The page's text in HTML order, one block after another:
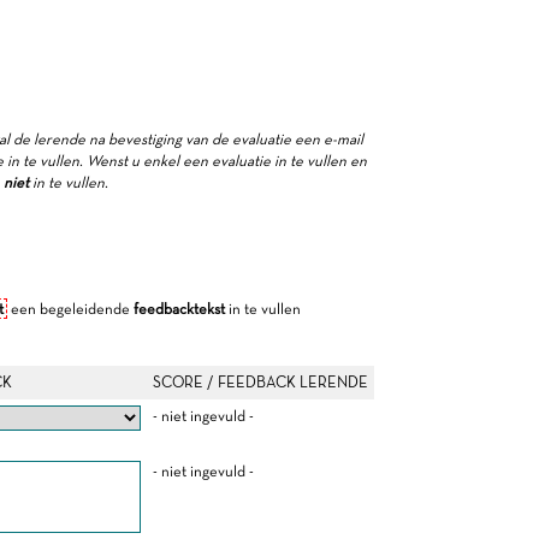
de lerende na bevestiging van de evaluatie een e-mail
te vullen. Wenst u enkel een evaluatie in te vullen en
nietin te vullen.
een begeleidende feedbacktekstin te vullen
SCORE / FEEDBACK LERENDE
- niet ingevuld -
- niet ingevuld -